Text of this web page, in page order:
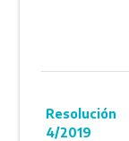
Resolución
4/2019